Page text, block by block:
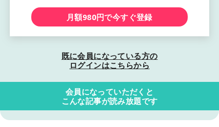
月額980円で今すぐ登録
既に会員になっている方の
ログインはこちらから
会員になっていただくと
こんな記事が読み放題です